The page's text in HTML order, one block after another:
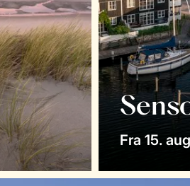
Fra 15.